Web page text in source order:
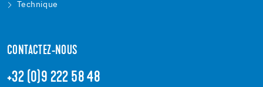
Technique
CONTACTEZ-NOUS
+32 (0)9 222 58 48